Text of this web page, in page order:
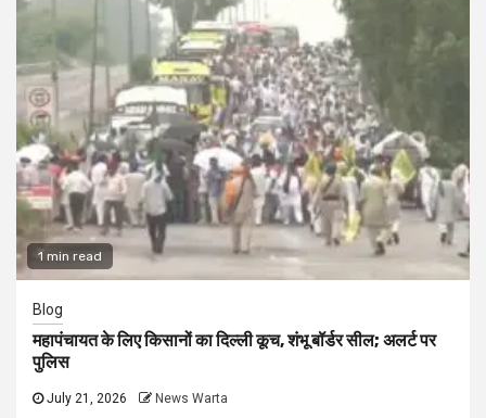
1 min read
Blog
महापंचायत के लिए किसानों का दिल्ली कूच, शंभू बॉर्डर सील; अलर्ट पर
पुलिस
July 21, 2026 News Warta